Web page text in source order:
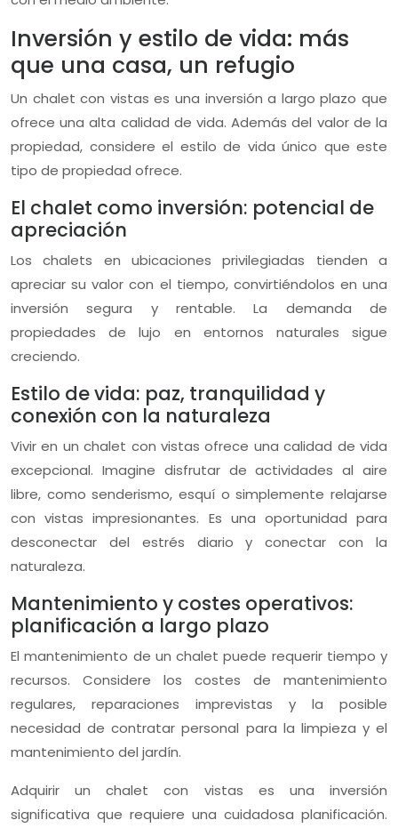
Inversión y estilo de vida: más
que una casa, un refugio
Un chalet con vistas es una inversión a largo plazo que
ofrece una alta calidad de vida. Además del valor de la
propiedad, considere el estilo de vida único que este
tipo de propiedad ofrece.
El chalet como inversión: potencial de
apreciación
Los chalets en ubicaciones privilegiadas tienden a
apreciar su valor con el tiempo, convirtiéndolos en una
inversión segura y rentable. La demanda de
propiedades de lujo en entornos naturales sigue
creciendo.
Estilo de vida: paz, tranquilidad y
conexión con la naturaleza
Vivir en un chalet con vistas ofrece una calidad de vida
excepcional. Imagine disfrutar de actividades al aire
libre, como senderismo, esquí o simplemente relajarse
con vistas impresionantes. Es una oportunidad para
desconectar del estrés diario y conectar con la
naturaleza.
Mantenimiento y costes operativos:
planificación a largo plazo
El mantenimiento de un chalet puede requerir tiempo y
recursos. Considere los costes de mantenimiento
regulares, reparaciones imprevistas y la posible
necesidad de contratar personal para la limpieza y el
mantenimiento del jardín.
Adquirir un chalet con vistas es una inversión
significativa que requiere una cuidadosa planificación.